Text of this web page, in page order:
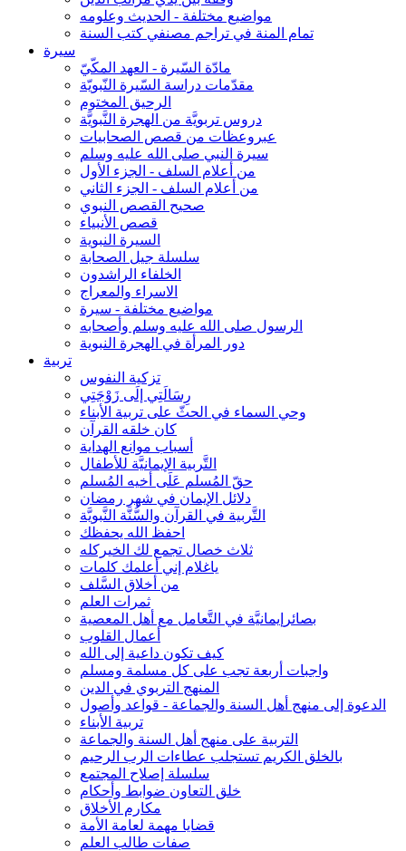
مواضيع مختلفة - الحديث وعلومه
تمام المنة في تراجم مصنفي كتب السنة
سيرة
مادّة السّيرة - العهد المكّيّ
مقدّمات دراسة السّيرة النّبويّة
الرحيق المختوم
دروس تربويَّة من الهجرة النَّبويَّة
عبروعظات من قصص الصحابيات
سيرة النبي صلى الله عليه وسلم
من أعلام السلف - الجزء الأول
من أعلام السلف - الجزء الثاني
صحيح القصص النبوي
قصص الأنبياء
السيرة النبوية
سلسلة جيل الصحابة
الخلفاء الراشدون
الاسراء والمعراج
مواضيع مختلفة - سيرة
الرسول صلى الله عليه وسلم وأصحابه
دور المرأة في الهجرة النبوية
تربية
تزكية النفوس
رِسَالَتِي إلَى زَوْجَتِي
وحي السماء في الحثّ على تربية الأبناء
كان خلقه القرآن
أسباب موانع الهداية
التَّربية الإيمانيَّة للأطفال
حقّ المُسلم عَلَى أخيه المُسلم
دلائل الإيمان في شهر رمضان
التَّربية في القرآن والسُّنَّة النَّبويَّة
احفظ الله يحفظك
ثلاث خصال تجمع لك الخيركله
ياغلام إني أعلمك كلمات
من أخلاق السَّلف
ثمرات العلم
بصائرإيمانيَّة في التَّعامل مع أهل المعصية
أعمال القلوب
كيف تكون داعية إلى الله
واجبات أربعة تجب على كل مسلمة ومسلم
المنهج التربوي في الدين
الدعوة إلى منهج أهل السنة والجماعة - قواعد وأصول
تربية الأبناء
التربية على منهج أهل السنة والجماعة
بالخلق الكريم تستجلب عطاءات الرب الرحيم
سلسلة إصلاح المجتمع
خلق التعاون ضوابط وأحكام
مكارم الأخلاق
قضايا مهمة لعامة الأمة
صفات طالب العلم